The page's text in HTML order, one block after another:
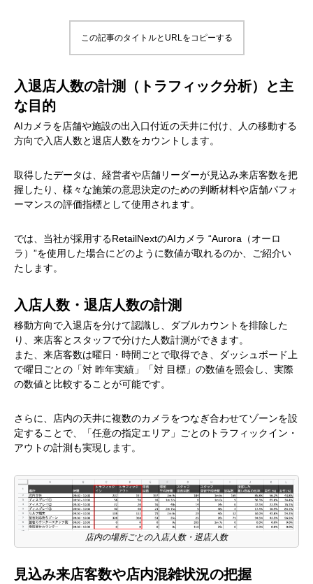
この記事のタイトルとURLをコピーする
入退店人数の計測（トラフィック分析）と主
な目的
AIカメラを店舗や施設の出入口付近の天井に付け、人の移動する
方向で入店人数と退店人数をカウントします。
取得したデータは、経営者や店舗リーダーが見込み来店客数を把
握したり、様々な施策の意思決定のための判断材料や店舗パフォ
ーマンスの評価指標として使用されます。
では、当社が採用するRetailNextのAIカメラ “Aurora（オーロ
ラ）”を使用した場合にどのように数値が取れるのか、ご紹介い
たします。
入店人数・退店人数の計測
移動方向で入退店を分けて認識し、ダブルカウントを排除した
り、来店客とスタッフで分けた人数計測ができます。
また、来店客数は曜日・時間ごとで取得でき、ダッシュボード上
で曜日ごとの「対 昨年実績」「対 目標」の数値を照会し、実際
の数値と比較することが可能です。
さらに、店内の天井に複数のカメラをつなぎ合わせてゾーンを設
定することで、「任意の指定エリア」ごとのトラフィックイン・
アウトの計測も実現します。
店内の場所ごとの入店人数・退店人数
見込み来店客数や店内混雑状況の把握